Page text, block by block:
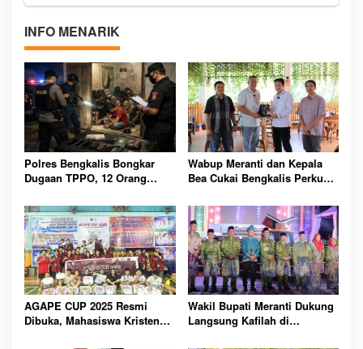
INFO MENARIK
Polres Bengkalis Bongkar
Dugaan TPPO, 12 Orang
Penampungan
Wabup Meranti dan Kepala
Bea Cukai Bengkalis Perkuat
Kepabeanan
AGAPE CUP 2025 Resmi
Dibuka, Mahasiswa Kristen
Wakil Bupati Meranti Dukung
Langsung Kafilah di